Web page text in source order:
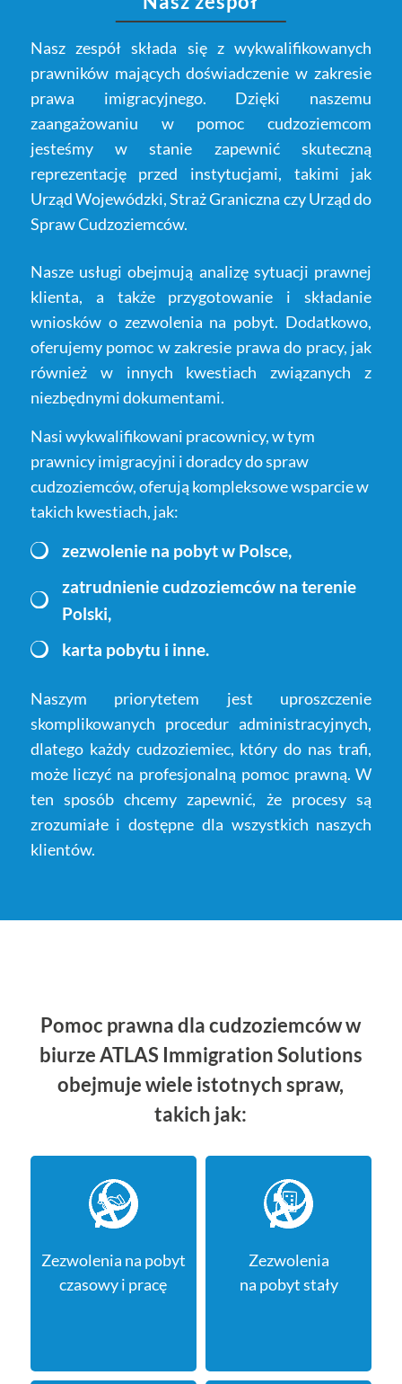
Nasz zespół składa się z wykwalifikowanych
prawników mających doświadczenie w zakresie
prawa imigracyjnego. Dzięki naszemu
zaangażowaniu w pomoc cudzoziemcom
jesteśmy w stanie zapewnić skuteczną
reprezentację przed instytucjami, takimi jak
Urząd Wojewódzki, Straż Graniczna czy Urząd do
Spraw Cudzoziemców.
Nasze usługi obejmują analizę sytuacji prawnej
klienta, a także przygotowanie i składanie
wniosków o zezwolenia na pobyt. Dodatkowo,
oferujemy pomoc w zakresie prawa do pracy, jak
również w innych kwestiach związanych z
niezbędnymi dokumentami.
Nasi wykwalifikowani pracownicy, w tym
prawnicy imigracyjni i doradcy do spraw
cudzoziemców, oferują kompleksowe wsparcie w
takich kwestiach, jak:
zezwolenie na pobyt w Polsce,
zatrudnienie cudzoziemców na terenie
Polski,
karta pobytu i inne.
Naszym priorytetem jest uproszczenie
skomplikowanych procedur administracyjnych,
dlatego każdy cudzoziemiec, który do nas trafi,
może liczyć na profesjonalną pomoc prawną. W
ten sposób chcemy zapewnić, że procesy są
zrozumiałe i dostępne dla wszystkich naszych
klientów.
Pomoc prawna dla cudzoziemców w
biurze ATLAS Immigration Solutions
obejmuje wiele istotnych spraw,
takich jak:
Zezwolenia na pobyt
czasowy i pracę
Zezwolenia
na pobyt stały